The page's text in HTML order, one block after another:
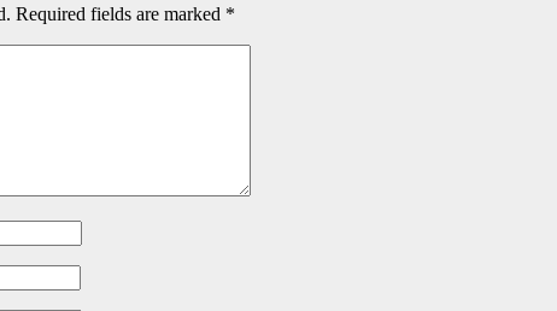
Required fields are marked *